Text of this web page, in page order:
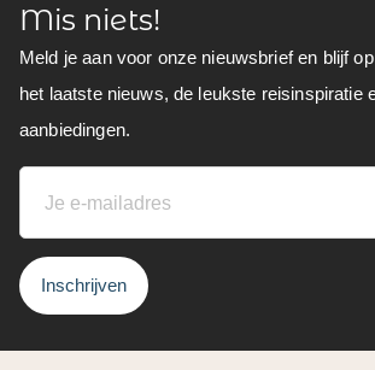
Mis niets!
Meld je aan voor onze nieuwsbrief en blijf
het laatste nieuws, de leukste reisinspiratie
aanbiedingen.
Inschrijven